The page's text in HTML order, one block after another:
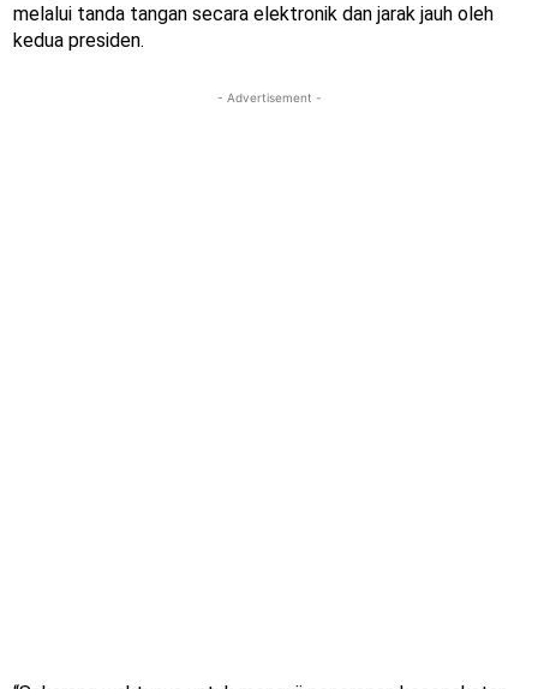
melalui tanda tangan secara elektronik dan jarak jauh oleh
kedua presiden.
- Advertisement -